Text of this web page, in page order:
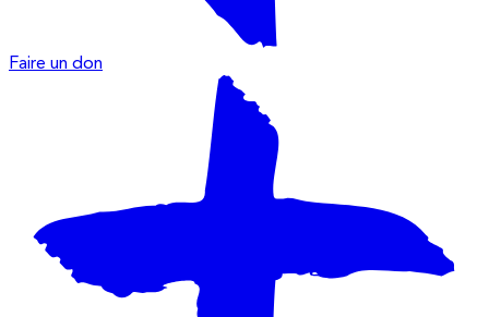
Faire un don